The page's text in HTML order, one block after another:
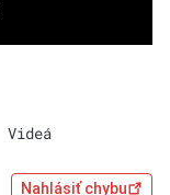
Videá
Nahlásiť chybu